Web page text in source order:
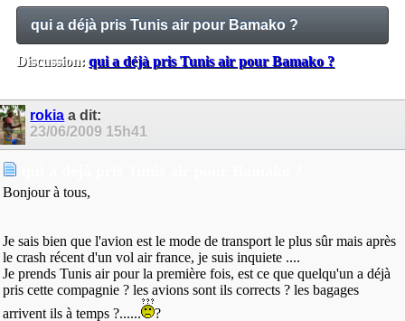
qui a déjà pris Tunis air pour Bamako ?
Discussion: qui a déjà pris Tunis air pour Bamako ?
rokia a dit:
23/06/2009 15h41
Bonjour à tous,
Je sais bien que l'avion est le mode de transport le plus sûr mais après
le crash récent d'un vol air france, je suis inquiete ....
Je prends Tunis air pour la première fois, est ce que quelqu'un a déjà
pris cette compagnie ? les avions sont ils corrects ? les bagages
arrivent ils à temps ?......
?